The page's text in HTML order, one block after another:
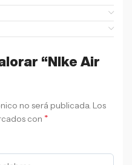
“NIke Air
no será publicada. Los
con *